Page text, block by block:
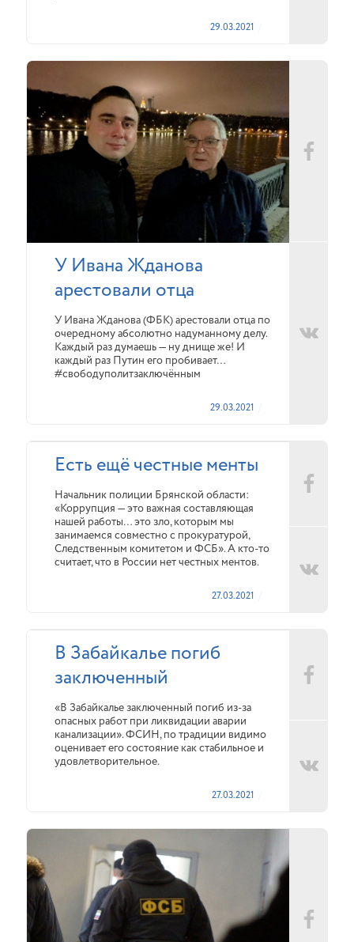
29.03.2021
У Ивана Жданова
арестовали отца
У Ивана Жданова (ФБК) арестовали отца по
очередному абсолютно надуманному делу.
Каждый раз думаешь — ну днище же! И
каждый раз Путин его пробивает…
#свободуполитзаключённым
29.03.2021
Есть ещё честные менты
Начальник полиции Брянской области:
«Коррупция — это важная составляющая
нашей работы… это зло, которым мы
занимаемся совместно с прокуратурой,
Следственным комитетом и ФСБ». А кто-то
считает, что в России нет честных ментов.
27.03.2021
В Забайкалье погиб
заключенный
«В Забайкалье заключенный погиб из-за
опасных работ при ликвидации аварии
канализации». ФСИН, по традиции видимо
оценивает его состояние как стабильное и
удовлетворительное.
27.03.2021